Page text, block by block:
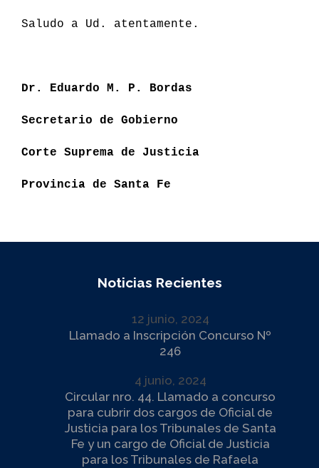
Saludo a Ud. atentamente.
Dr. Eduardo M. P. Bordas
Secretario de Gobierno
Corte Suprema de Justicia
Provincia de Santa Fe
Noticias Recientes
12 junio, 2024
Llamado a Inscripción Concurso Nº
246
4 junio, 2024
Circular nro. 44. Llamado a concurso
para cubrir dos cargos de Oficial de
Justicia para los Tribunales de Santa
Fe y un cargo de Oficial de Justicia
para los Tribunales de Rafaela